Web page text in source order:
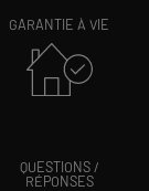
GARANTIE À VIE
QUESTIONS /
RÉPONSES